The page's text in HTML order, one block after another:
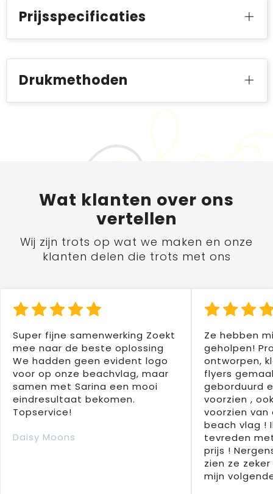
Prijsspecificaties
Drukmethoden
Wat klanten over ons
vertellen
Wij zijn trots op wat we maken en onze
klanten delen die trots met ons
Super fijne samenwerking Zoekt
mee naar de beste oplossing
We hadden geen evident logo
voor op onze beachvlag, maar
samen met Sarina een mooi
eindresultaat bekomen.
Topservice!
Daisy Moons
Ze hebben
geholpen!
ontworpen,
flyers
geborduurd
voorzien ,
voorzien
beach vlag !
tevreden
prijs !
zien ze
mijn